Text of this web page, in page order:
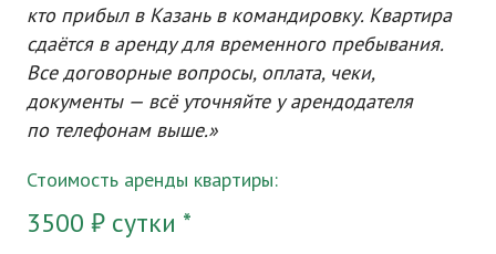
кто прибыл в Казань в командировку. Квартира
сдаётся в аренду для временного пребывания.
Все договорные вопросы, оплата, чеки,
документы — всё уточняйте у арендодателя
по телефонам выше.»
Стоимость аренды квартиры:
3500 ₽ сутки *